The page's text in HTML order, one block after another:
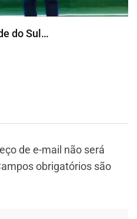
do Sul…
de e-mail não será
obrigatórios são